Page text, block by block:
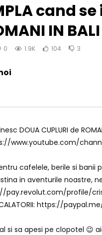
cand
IN BALI
0 1.9K 104 3
DOUA CUPLURI de
www.youtube.com/
cafelele, berile si banii
in aventurile noastre,
pay.revolut.com/profile/
https://
si sa apesi pe clopotel 😉